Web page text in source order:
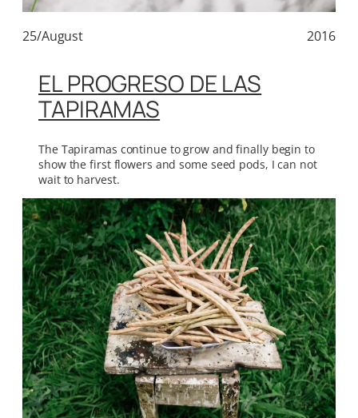
25/August 2016
EL PROGRESO DE LAS
TAPIRAMAS
The Tapiramas continue to grow and finally begin to
show the first flowers and some seed pods, I can not
wait to harvest.